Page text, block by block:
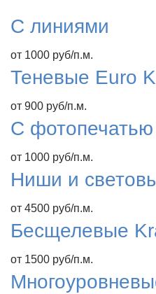
С линиями
от 1000 руб/п.м.
Теневые Euro
от 900 руб/п.м.
С фотопечатью
от 1000 руб/п.м.
Ниши и
от 4500 руб/п.м.
Бесщелевые
от 1500 руб/п.м.